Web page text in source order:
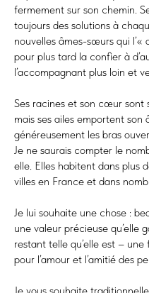
fermement sur son chemin.
toujours des solutions à
nouvelles âmes-sœurs qui
pour plus tard la confier à
l’accompagnant plus loin et
Ses racines et son cœur sont
mais ses ailes emportent son
généreusement les bras
Je ne saurais compter le
elle. Elles habitent dans plus
villes en France et dans
Je lui souhaite une chose :
une valeur précieuse qu’elle
restant telle qu’elle est –
pour l’amour et l’amitié des